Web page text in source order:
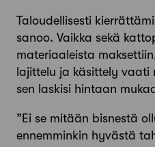
Taloudellisesti
sanoo. Vaikka sekä
materiaaleista
lajittelu ja käsittely
sen laskisi hintaan
”Ei se mitään bisnestä
ennemminkin hyvästä